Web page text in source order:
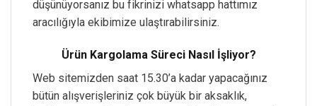
düşünüyorsanız bu fikrinizi whatsapp hattımız
aracılığıyla ekibimize ulaştırabilirsiniz.
Ürün Kargolama Süreci Nasıl İşliyor?
Web sitemizden saat 15.30’a kadar yapacağınız
bütün alışverişleriniz çok büyük bir aksaklık,